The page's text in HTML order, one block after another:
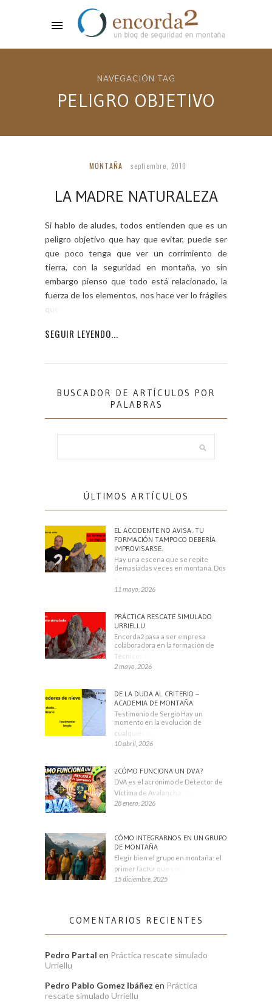
NAVEGACIÓN TAG
PELIGRO OBJETIVO
MONTAÑA septiembre, 2010
LA MADRE NATURALEZA
Si hablo de aludes, todos entienden que es un
peligro objetivo que hay que evitar, puede ser
que poco tenga que ver un corrimiento de
tierra, con la seguridad en montaña, yo sin
embargo pienso que todo está relacionado, la
fuerza de los elementos, nos hace ver lo frágiles
que somos.
SEGUIR LEYENDO...
BUSCADOR DE ARTÍCULOS POR
PALABRAS
ÚLTIMOS ARTÍCULOS
EL ACCIDENTE NO AVISA. TU
FORMACIÓN TAMPOCO DEBERÍA
IMPROVISARSE.
Hay una escena que se repite
demasiadas veces en montaña. Dos
11 mayo, 2026
PRÁCTICA RESCATE SIMULADO
URRIELLU
Encorda2 pasa a ser empresa
colaboradora en la formación de
Técnicos Deportivos
2 mayo, 2026
DE LA DUDA AL CRITERIO –
ACADEMIA DE MONTAÑA
Testimonio de Sergio Hay un
momento en la evolución de
cualquier montañero
10 abril, 2026
¿CÓMO FUNCIONA UN DVA?
DVA es el acrónimo de Detector de
Víctima de Avalancha. También se
28 enero, 2026
CÓMO INTEGRARNOS EN UN GRUPO
DE MONTAÑA
Elegir bien el grupo en montaña: el
primer factor que condiciona tu
15 diciembre, 2025
COMENTARIOS RECIENTES
Pedro Partal en Práctica rescate simulado
Urriellu
Pedro Pablo Gomez Ibáñez en Práctica
rescate simulado Urriellu